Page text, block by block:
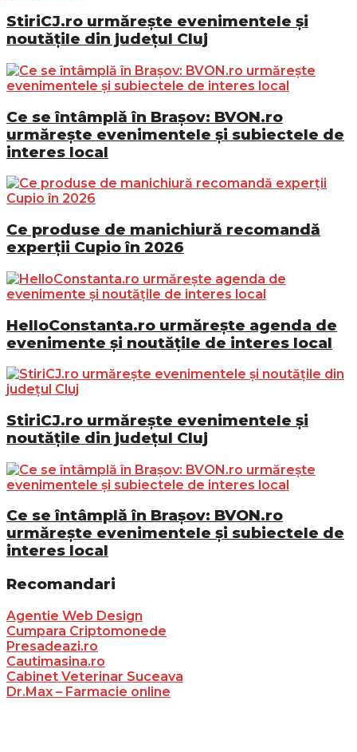
StiriCJ.ro urmărește evenimentele și
noutățile din județul Cluj
Ce se întâmplă în Brașov: BVON.ro
urmărește evenimentele și subiectele de
interes local
Ce produse de manichiură recomandă
experții Cupio în 2026
HelloConstanta.ro urmărește agenda de
evenimente și noutățile de interes local
StiriCJ.ro urmărește evenimentele și
noutățile din județul Cluj
Ce se întâmplă în Brașov: BVON.ro
urmărește evenimentele și subiectele de
interes local
Recomandari
Agentie Web Design
Cumpara Criptomonede
Presadeazi.ro
Cautimasina.ro
Cabinet Veterinar Suceava
Dr.Max – Farmacie online